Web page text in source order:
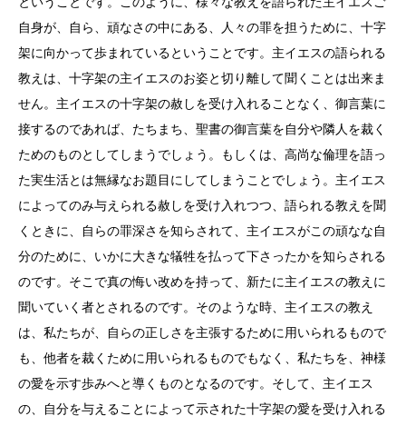
自身が、自ら、頑なさの中にある、人々の罪を担うために、十字
架に向かって歩まれているということです。主イエスの語られる
教えは、十字架の主イエスのお姿と切り離して聞くことは出来ま
せん。主イエスの十字架の赦しを受け入れることなく、御言葉に
接するのであれば、たちまち、聖書の御言葉を自分や隣人を裁く
ためのものとしてしまうでしょう。もしくは、高尚な倫理を語っ
た実生活とは無縁なお題目にしてしまうことでしょう。主イエス
によってのみ与えられる赦しを受け入れつつ、語られる教えを聞
くときに、自らの罪深さを知らされて、主イエスがこの頑なな自
分のために、いかに大きな犠牲を払って下さったかを知らされる
のです。そこで真の悔い改めを持って、新たに主イエスの教えに
聞いていく者とされるのです。そのような時、主イエスの教え
は、私たちが、自らの正しさを主張するために用いられるもので
も、他者を裁くために用いられるものでもなく、私たちを、神様
の愛を示す歩みへと導くものとなるのです。そして、主イエス
の、自分を与えることによって示された十字架の愛を受け入れる